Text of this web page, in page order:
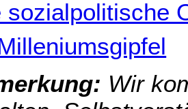
sozialpolitische
Wir